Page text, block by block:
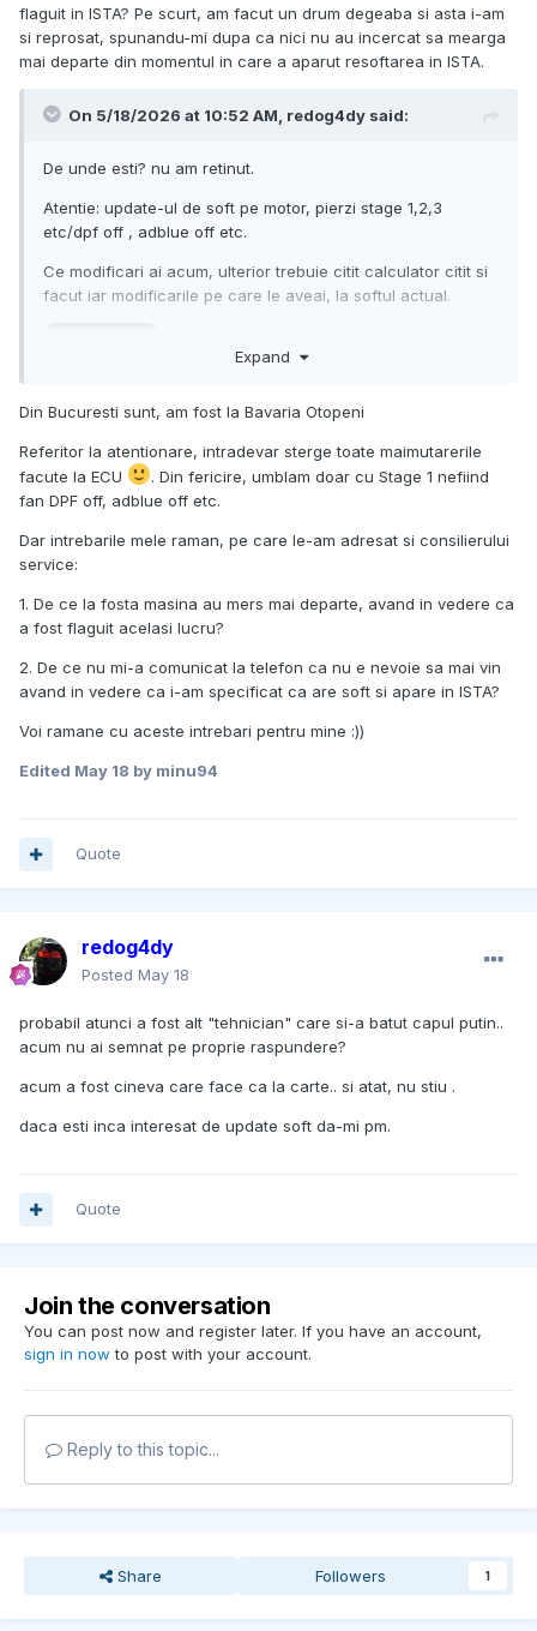
flaguit in ISTA? Pe scurt, am facut un drum degeaba si asta i-am
si reprosat, spunandu-mi dupa ca nici nu au incercat sa mearga
mai departe din momentul in care a aparut resoftarea in ISTA.
On 5/18/2026 at 10:52 AM, redog4dy said:
De unde esti? nu am retinut.
Atentie: update-ul de soft pe motor, pierzi stage 1,2,3
etc/dpf off , adblue off etc.
Ce modificari ai acum, ulterior trebuie citit calculator citit si
facut iar modificarile pe care le aveai, la softul actual.
detectare soft, ista online(la dealer) nu te lasa sa treci mai
Expand
Din Bucuresti sunt, am fost la Bavaria Otopeni
Referitor la atentionare, intradevar sterge toate maimutarerile
facute la ECU
. Din fericire, umblam doar cu Stage 1 nefiind
fan DPF off, adblue off etc.
Dar intrebarile mele raman, pe care le-am adresat si consilierului
service:
1. De ce la fosta masina au mers mai departe, avand in vedere ca
a fost flaguit acelasi lucru?
2. De ce nu mi-a comunicat la telefon ca nu e nevoie sa mai vin
avand in vedere ca i-am specificat ca are soft si apare in ISTA?
Voi ramane cu aceste intrebari pentru mine :))
Edited May 18 by minu94
Quote
redog4dy
Posted May 18
probabil atunci a fost alt "tehnician" care si-a batut capul putin..
acum nu ai semnat pe proprie raspundere?
acum a fost cineva care face ca la carte.. si atat, nu stiu .
daca esti inca interesat de update soft da-mi pm.
Quote
Join the conversation
You can post now and register later. If you have an account,
sign in now to post with your account.
Reply to this topic...
Share Followers 1